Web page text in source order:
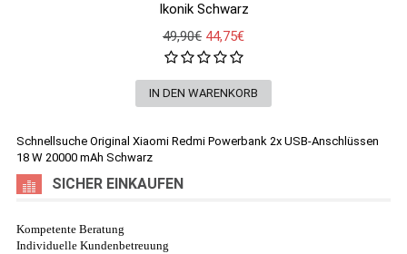
Ikonik Schwarz
49,90€ 44,75€
Schnellsuche Original Xiaomi Redmi Powerbank 2x USB-Anschlüssen
18 W 20000 mAh Schwarz
SICHER EINKAUFEN
Kompetente Beratung
Individuelle Kundenbetreuung